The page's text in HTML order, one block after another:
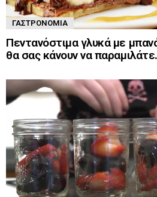
ΓΑΣΤΡΟΝΟΜΊΑ
Πεντανόστιμα γλυκά με
θα σας κάνουν να